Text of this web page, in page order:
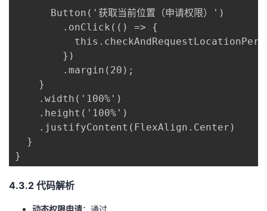
      Button('获取当前位置（申请权限）')
        .onClick(() => {
        })
        .margin(20);
    }
    .width('100%')
    .height('100%')
    .justifyContent(FlexAlign.Center)
  }
}
​4.3.2 代码解析​
​动态权限申请​​：通过